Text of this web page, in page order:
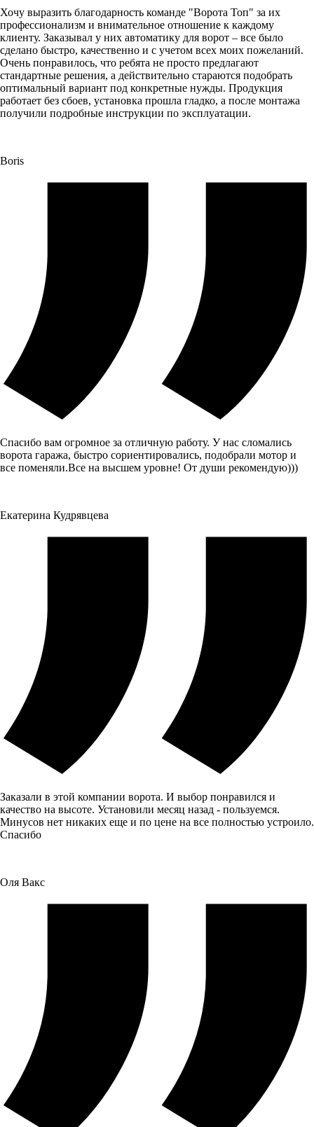
Хочу выразить благодарность команде "Ворота Топ" за их
профессионализм и внимательное отношение к каждому
клиенту. Заказывал у них автоматику для ворот – все было
сделано быстро, качественно и с учетом всех моих пожеланий.
Очень понравилось, что ребята не просто предлагают
стандартные решения, а действительно стараются подобрать
оптимальный вариант под конкретные нужды. Продукция
работает без сбоев, установка прошла гладко, а после монтажа
получили подробные инструкции по эксплуатации.
Boris
Спасибо вам огромное за отличную работу. У нас сломались
ворота гаража, быстро сориентировались, подобрали мотор и
все поменяли.Все на высшем уровне! От души рекомендую)))
Екатерина Кудрявцева
Заказали в этой компании ворота. И выбор понравился и
качество на высоте. Установили месяц назад - пользуемся.
Минусов нет никаких еще и по цене на все полностью устроило.
Спасибо
Оля Вакс